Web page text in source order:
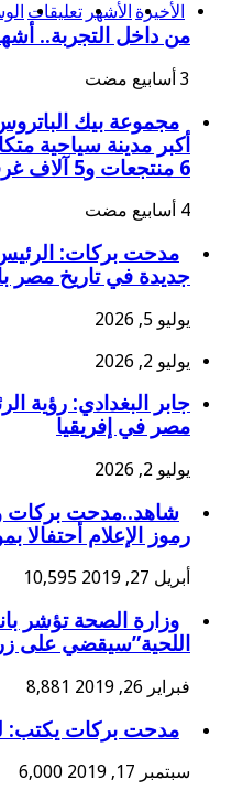
الأخيرة الأشهر تعليقات
من داخل التجربة..
أكبر مدينة سياحية
6 منتجعات و5 آلاف غرفة
مدحت بركات:
جديدة في تاريخ مصر
يوليو 5, 2026
يوليو 2, 2026
جابر البغدادي: رؤية
مصر في إفريقيا
يوليو 2, 2026
شاهد..مدحت بركات
رموز الإعلام أحتفالا
أبريل 27, 2019 10,595
وزارة الصحة تؤشر
اللحية”سيقضي على
فبراير 26, 2019 8,881
مدحت بركات يكتب:
سبتمبر 17, 2019 6,000